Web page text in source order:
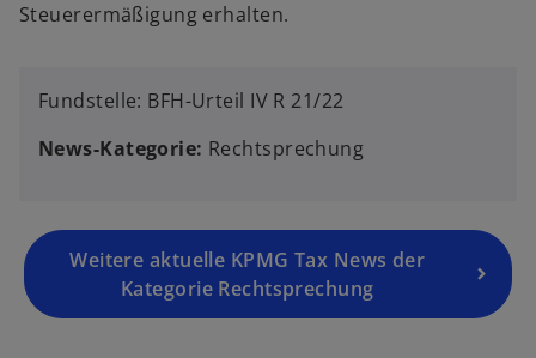
Steuerermäßigung erhalten.
Fundstelle: BFH-Urteil IV R 21/22
News-Kategorie: Rechtsprechung
Weitere aktuelle KPMG Tax News der
Kategorie Rechtsprechung